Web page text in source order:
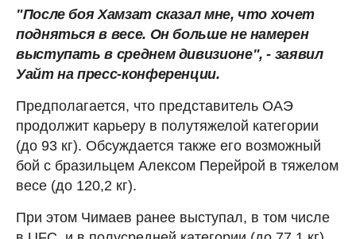
"После боя Хамзат сказал мне, что хочет
подняться в весе. Он больше не намерен
выступать в среднем дивизионе", - заявил
Уайт на пресс-конференции.
Предполагается, что представитель ОАЭ
продолжит карьеру в полутяжелой категории
(до 93 кг). Обсуждается также его возможный
бой с бразильцем Алексом Перейрой в тяжелом
весе (до 120,2 кг).
При этом Чимаев ранее выступал, в том числе